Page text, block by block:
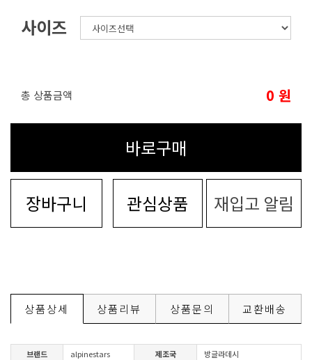
사이즈
총 상품금액 0 원
바로구매
장바구니 관심상품 재입고 알림
상품상세 상품리뷰 상품문의 교환배송
브랜드 alpinestars 제조국 방글라데시